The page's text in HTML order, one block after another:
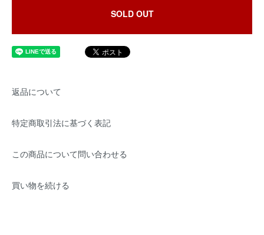
SOLD OUT
返品について
特定商取引法に基づく表記
この商品について問い合わせる
買い物を続ける